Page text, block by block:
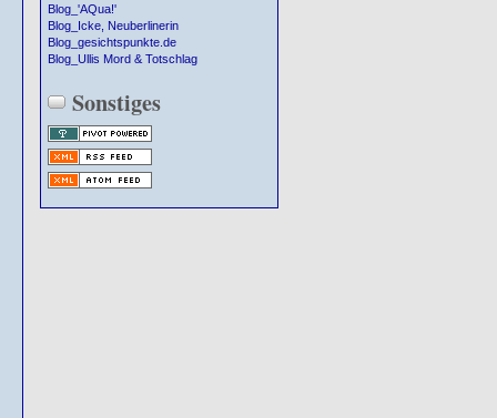
Blog_'AQua!'
Blog_Icke, Neuberlinerin
Blog_gesichtspunkte.de
Blog_Ullis Mord & Totschlag
Sonstiges